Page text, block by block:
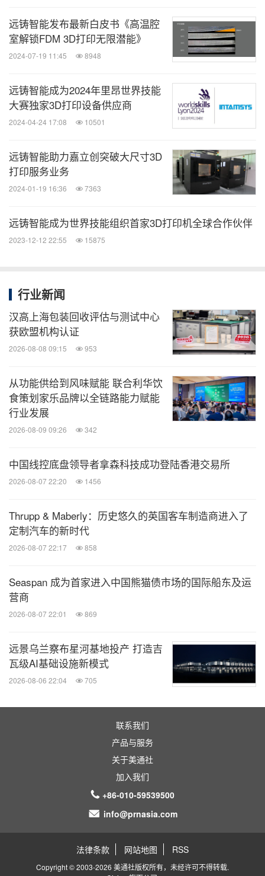
远铸智能建立了覆盖全球的完整营销和售后服务体
系，分支机构位于上海、东莞、德国斯图加特、美国
明尼苏达，与全球各行业合作伙伴一起，持续推动高
远铸智能——智造无限，重塑未来，始终致力于推动
工业FDM 3D打印的产业化。了解更多信息，请访
消息来源：远铸智能
关键词：化工 采矿/五金
一般制造业
远铸智能发布最新白皮书《高温腔
室解锁FDM 3D打印无限潜能》
2024-07-19 11:45 8948
远铸智能成为2024年里昂世界技能
大赛独家3D打印设备供应商
2024-04-24 17:08 10501
远铸智能助力嘉立创突破大尺寸3D
打印服务业务
2024-01-19 16:36 7363
远铸智能成为世界技能组织首家3D打印机全球合作伙伴
2023-12-12 22:55 15875
行业新闻
汉高上海包装回收评估与测试中心
获欧盟机构认证
2026-08-08 09:15 953
从功能供给到风味赋能 联合利华饮
食策划家乐品牌以全链路能力赋能
行业发展
2026-08-09 09:26 342
中国线控底盘领导者拿森科技成功登陆香港交易所
2026-08-07 22:20 1456
Thrupp & Maberly：历史悠久的英国客车制造商进入了
定制汽车的新时代
2026-08-07 22:17 858
Seaspan 成为首家进入中国熊猫债市场的国际船东及运
营商
2026-08-07 22:01 869
远景乌兰察布星河基地投产 打造吉
瓦级AI基础设施新模式
2026-08-06 22:04 705
联系我们
产品与服务
关于美通社
加入我们
+86-010-59539500
info@prnasia.com
法律条款 网站地图 RSS
Copyright © 2003-2026 美通社版权所有，未经许可不得转载.